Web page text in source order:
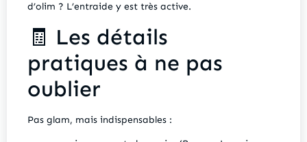
d’olim ? L’entraide y est très active.
🧾 Les détails
pratiques à ne pas
oublier
Pas glam, mais indispensables :